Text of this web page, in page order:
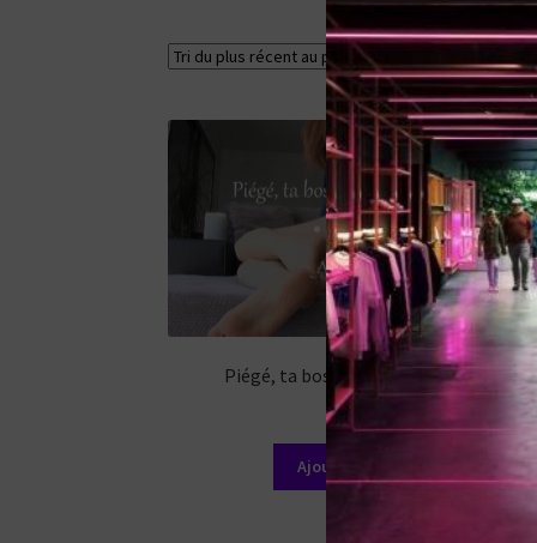
Piégé, ta boss te fait du chantage
17,99
Ajouter au panier